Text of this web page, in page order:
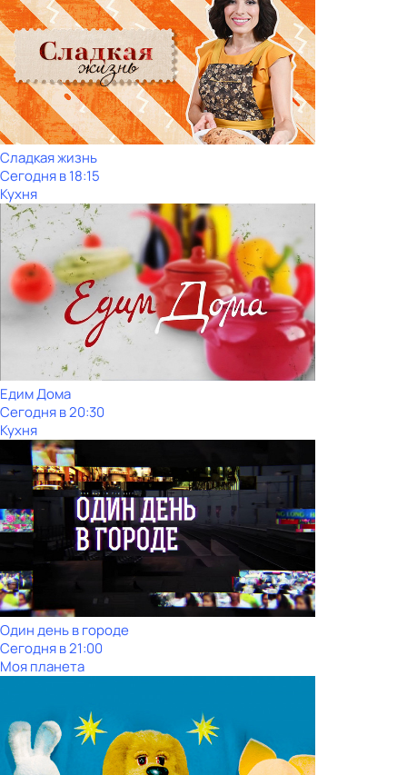
Сладкая жизнь
Сегодня в 18:15
Кухня
Едим Дома
Сегодня в 20:30
Кухня
Один день в городе
Сегодня в 21:00
Моя планета